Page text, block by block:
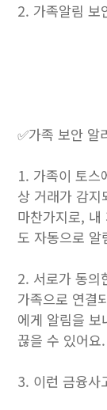
2. 가족알림 보
✅가족 보안 알
1. 가족이 토스
상 거래가 감지
마찬가지로,
도 자동으로 알
2. 서로가 동의
가족으로 연결
에게 알림을
끊을 수 있어요.
3. 이런 금융사